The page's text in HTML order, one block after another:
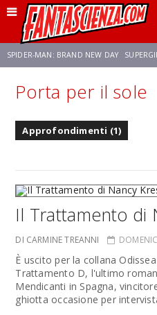
SPIDER-MAN: BRAND NEW DAY
FRANCO RICCIARDIELLO ZENDAYA
Porta per il sole
Approfondimenti (1)
Il Trattamento di
DI CARMINE TREANNI
È uscito per la collana
Trattamento D, l'ultimo
Mendicanti in Spagna,
ghiotta occasione per